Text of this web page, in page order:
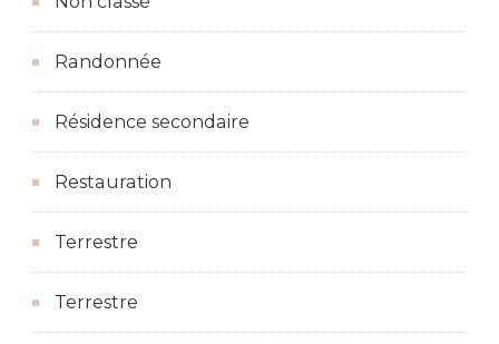
Randonnée
Résidence secondaire
Restauration
Terrestre
Terrestre